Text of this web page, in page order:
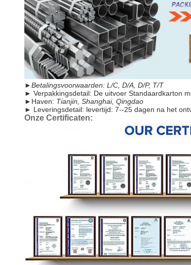
►Betalingsvoorwaarden: L/C, D/A, D/P, T/T
► Verpakkingsdetail: De uitvoer Standaardkarton
► Haven: Tianjin, Shanghai, Qingdao
► Leveringsdetail: levertijd: 7--25 dagen na het
Onze Certificaten: